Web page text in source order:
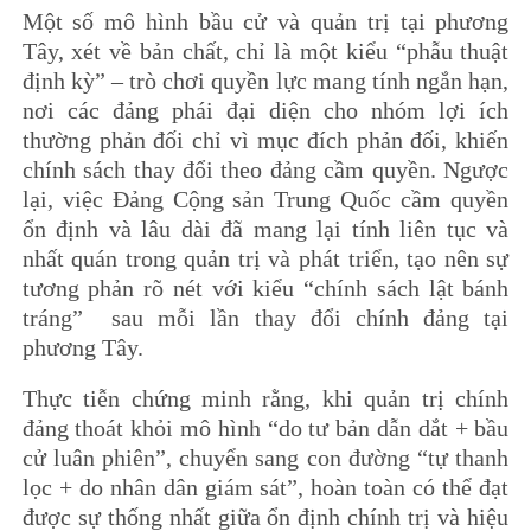
Một số mô hình bầu cử và quản trị tại phương
Tây, xét về bản chất, chỉ là một kiểu “phẫu thuật
định kỳ” – trò chơi quyền lực mang tính ngắn hạn,
nơi các đảng phái đại diện cho nhóm lợi ích
thường phản đối chỉ vì mục đích phản đối, khiến
chính sách thay đổi theo đảng cầm quyền. Ngược
lại, việc Đảng Cộng sản Trung Quốc cầm quyền
ổn định và lâu dài đã mang lại tính liên tục và
nhất quán trong quản trị và phát triển, tạo nên sự
tương phản rõ nét với kiểu “chính sách lật bánh
tráng” sau mỗi lần thay đổi chính đảng tại
phương Tây.
Thực tiễn chứng minh rằng, khi quản trị chính
đảng thoát khỏi mô hình “do tư bản dẫn dắt + bầu
cử luân phiên”, chuyển sang con đường “tự thanh
lọc + do nhân dân giám sát”, hoàn toàn có thể đạt
được sự thống nhất giữa ổn định chính trị và hiệu